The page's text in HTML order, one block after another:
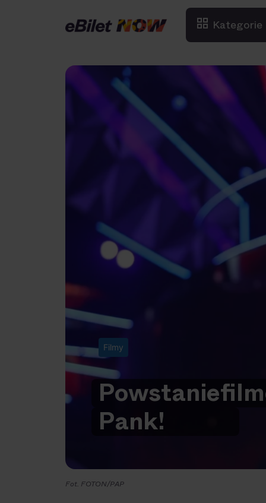
Kategorie
Filmy
Powstaniefilm
Pank!
Fot. FOTON/PAP